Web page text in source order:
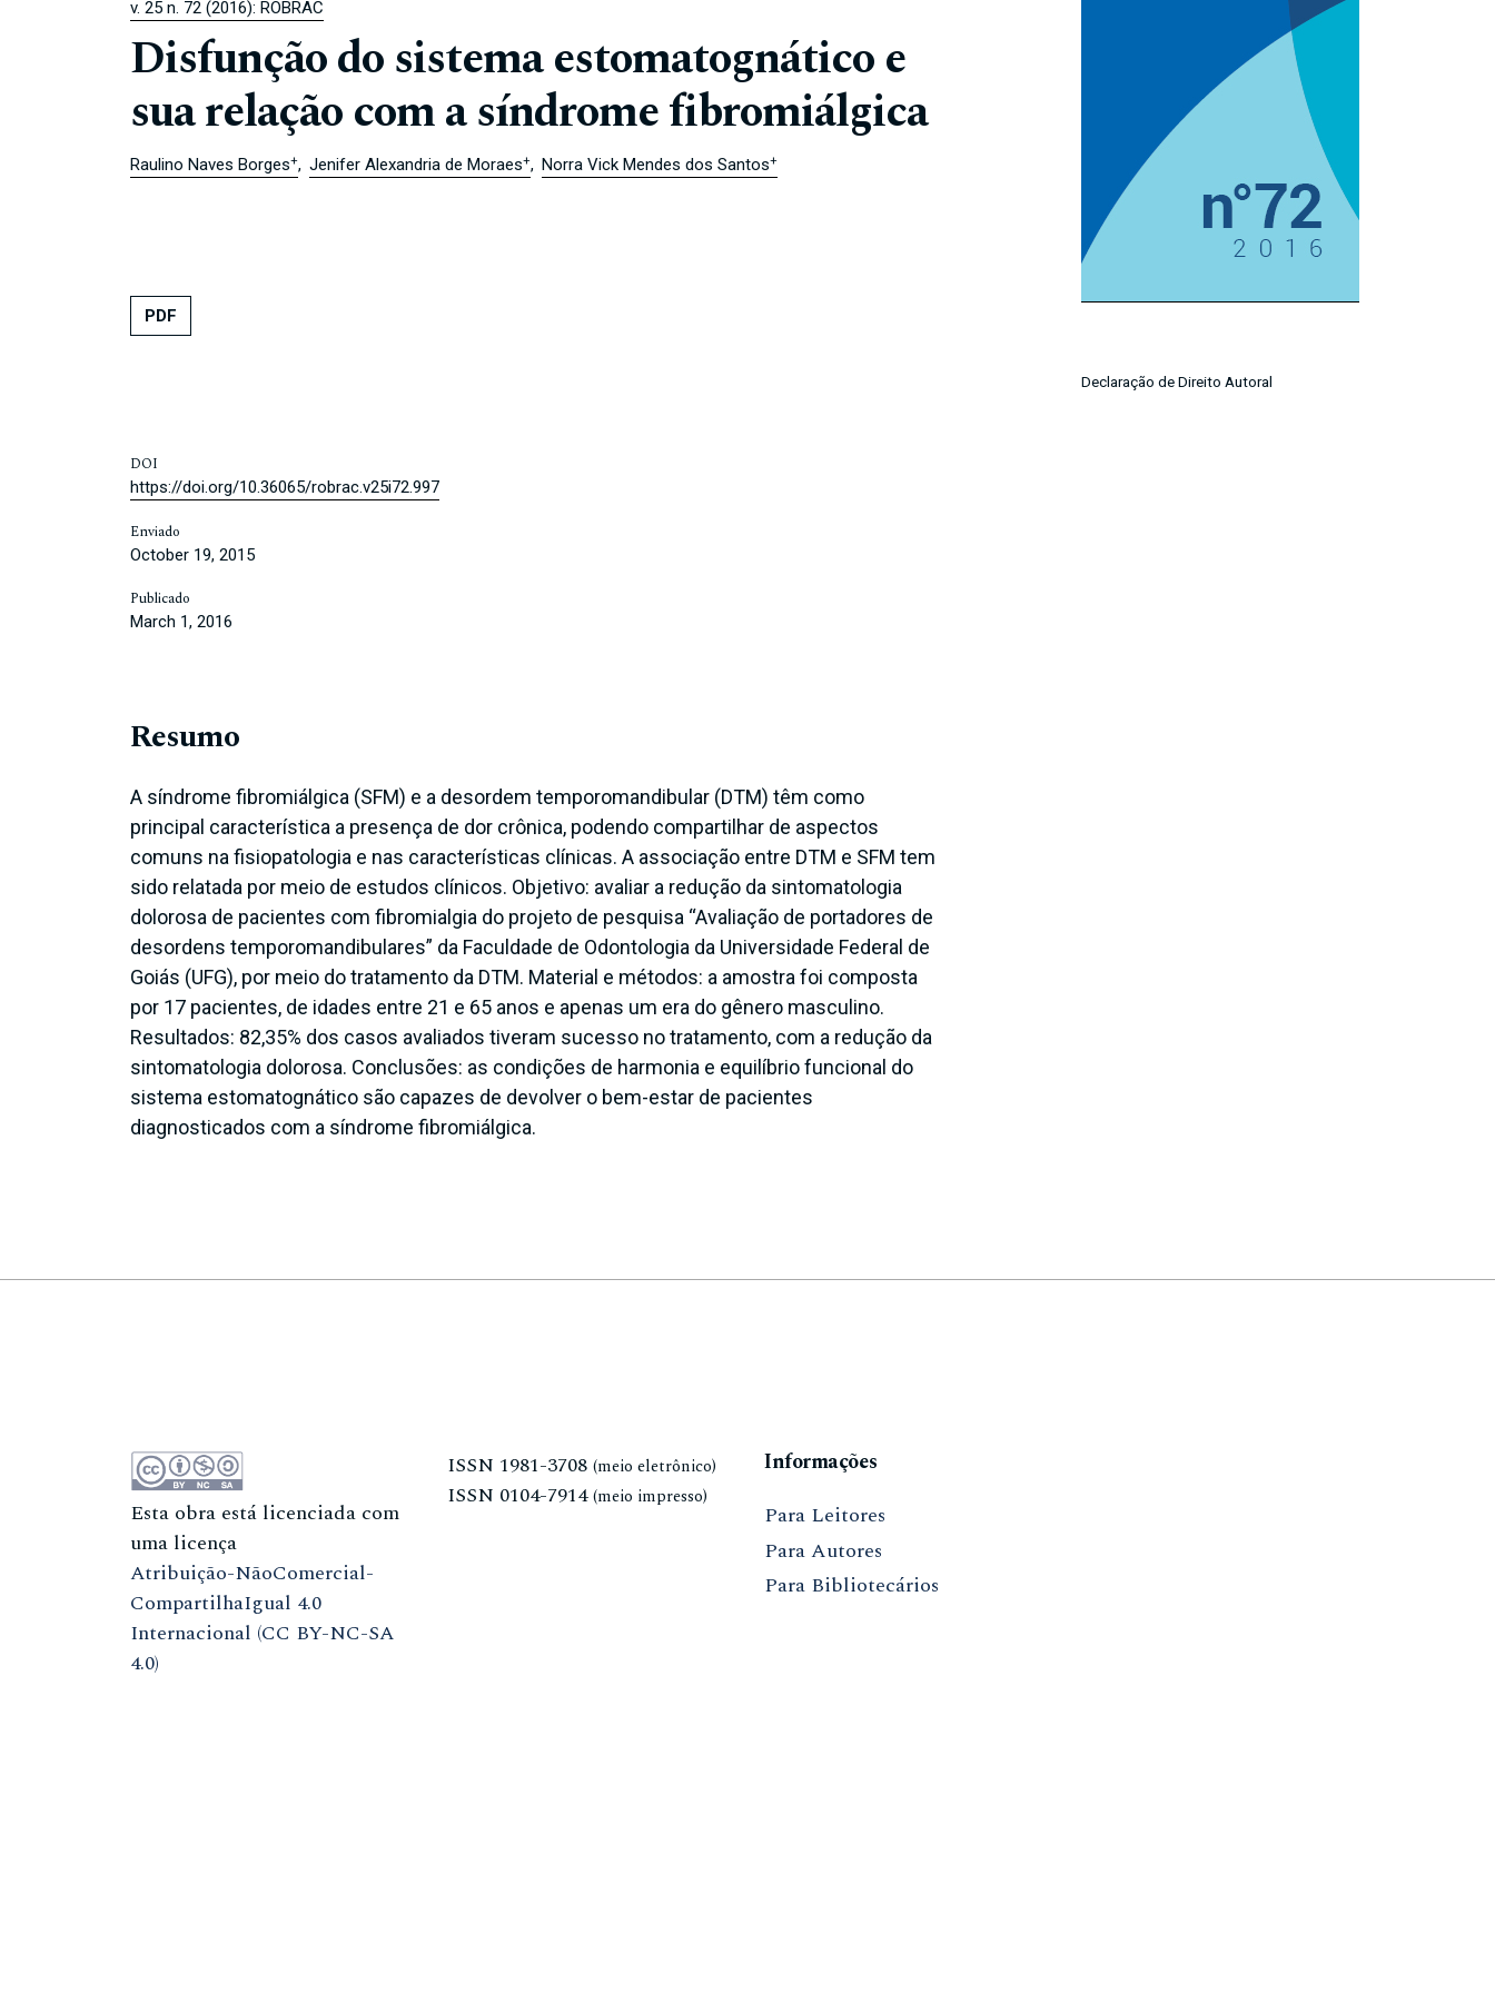
v. 25 n. 72 (2016): ROBRAC
Disfunção do sistema estomatognático e
sua relação com a síndrome fibromiálgica
Raulino Naves Borges+ Jenifer Alexandria de Moraes+ Norra Vick Mendes dos Santos+
PDF
DOI
https://doi.org/10.36065/robrac.v25i72.997
Enviado
October 19, 2015
Publicado
March 1, 2016
Resumo
A síndrome fibromiálgica (SFM) e a desordem temporomandibular (DTM) têm como
principal característica a presença de dor crônica, podendo compartilhar de aspectos
comuns na fisiopatologia e nas características clínicas. A associação entre DTM e SFM tem
sido relatada por meio de estudos clínicos. Objetivo: avaliar a redução da sintomatologia
dolorosa de pacientes com fibromialgia do projeto de pesquisa “Avaliação de portadores de
desordens temporomandibulares” da Faculdade de Odontologia da Universidade Federal de
Goiás (UFG), por meio do tratamento da DTM. Material e métodos: a amostra foi composta
por 17 pacientes, de idades entre 21 e 65 anos e apenas um era do gênero masculino.
Resultados: 82,35% dos casos avaliados tiveram sucesso no tratamento, com a redução da
sintomatologia dolorosa. Conclusões: as condições de harmonia e equilíbrio funcional do
sistema estomatognático são capazes de devolver o bem-estar de pacientes
diagnosticados com a síndrome fibromiálgica.
Declaração de Direito Autoral
Esta obra está licenciada com
uma licença
Atribuição-NãoComercial-
CompartilhaIgual 4.0
Internacional (CC BY-NC-SA
4.0)
ISSN 1981-3708 (meio eletrônico)
ISSN 0104-7914 (meio impresso)
Informações
Para Leitores
Para Autores
Para Bibliotecários